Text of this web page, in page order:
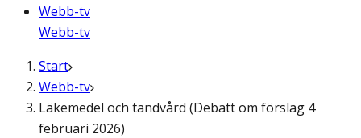
Webb-tv
Webb-tv
Start
Webb-tv
Läkemedel och tandvård (Debatt om förslag 4
februari 2026)